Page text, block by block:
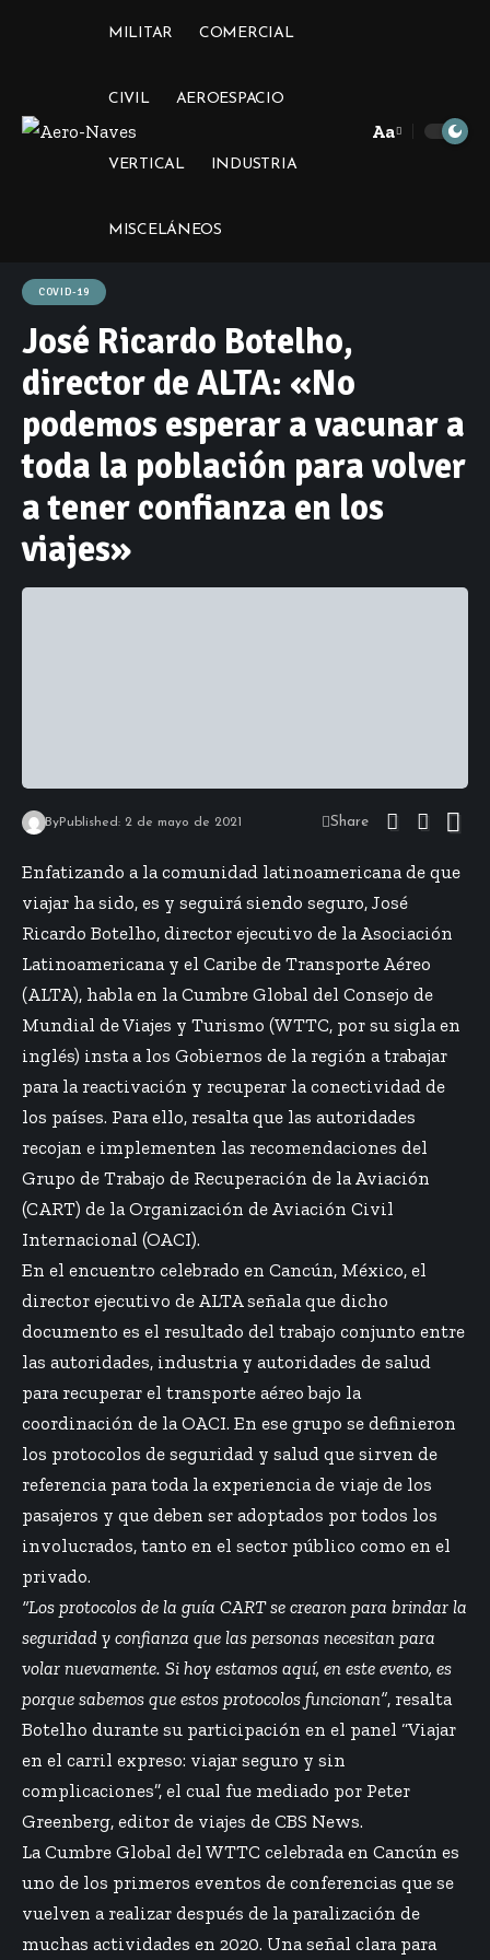
MILITAR COMERCIAL
CIVIL AEROESPACIO
VERTICAL INDUSTRIA
MISCELÁNEOS
Font
Aa
COVID-19
José Ricardo Botelho,
director de ALTA: «No
podemos esperar a vacunar a
toda la población para volver
a tener confianza en los
viajes»
ByPublished: 2 de mayo de 2021 Share
Enfatizando a la comunidad latinoamericana de que
viajar ha sido, es y seguirá siendo seguro, José
Ricardo Botelho, director ejecutivo de la Asociación
Latinoamericana y el Caribe de Transporte Aéreo
(ALTA), habla en la Cumbre Global del Consejo de
Mundial de Viajes y Turismo (WTTC, por su sigla en
inglés) insta a los Gobiernos de la región a trabajar
para la reactivación y recuperar la conectividad de
los países. Para ello, resalta que las autoridades
recojan e implementen las recomendaciones del
Grupo de Trabajo de Recuperación de la Aviación
(CART) de la Organización de Aviación Civil
Internacional (OACI).
En el encuentro celebrado en Cancún, México, el
director ejecutivo de ALTA señala que dicho
documento es el resultado del trabajo conjunto entre
las autoridades, industria y autoridades de salud
para recuperar el transporte aéreo bajo la
coordinación de la OACI. En ese grupo se definieron
los protocolos de seguridad y salud que sirven de
referencia para toda la experiencia de viaje de los
pasajeros y que deben ser adoptados por todos los
involucrados, tanto en el sector público como en el
privado.
“Los protocolos de la guía CART se crearon para brindar la
seguridad y confianza que las personas necesitan para
volar nuevamente. Si hoy estamos aquí, en este evento, es
porque sabemos que estos protocolos funcionan”, resalta
Botelho durante su participación en el panel “Viajar
en el carril expreso: viajar seguro y sin
complicaciones”, el cual fue mediado por Peter
Greenberg, editor de viajes de CBS News.
La Cumbre Global del WTTC celebrada en Cancún es
uno de los primeros eventos de conferencias que se
vuelven a realizar después de la paralización de
muchas actividades en 2020. Una señal clara para